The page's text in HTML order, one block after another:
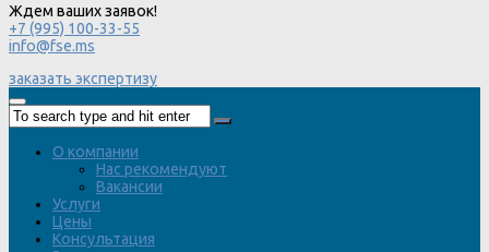
Ждем ваших заявок!
+7 (995) 100-33-55
info@fse.ms
заказать экспертизу
О компании
Нас рекомендуют
Вакансии
Услуги
Цены
Консультация